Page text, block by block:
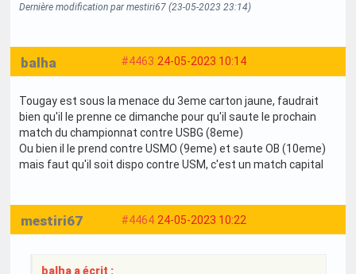
Dernière modification par mestiri67 (23-05-2023 23:14)
#4463 24-05-2023 10:14
balha
Tougay est sous la menace du 3eme carton jaune, faudrait
bien qu'il le prenne ce dimanche pour qu'il saute le prochain
match du championnat contre USBG (8eme)
Ou bien il le prend contre USMO (9eme) et saute OB (10eme)
mais faut qu'il soit dispo contre USM, c'est un match capital
#4464 24-05-2023 10:22
mestiri67
balha a écrit :